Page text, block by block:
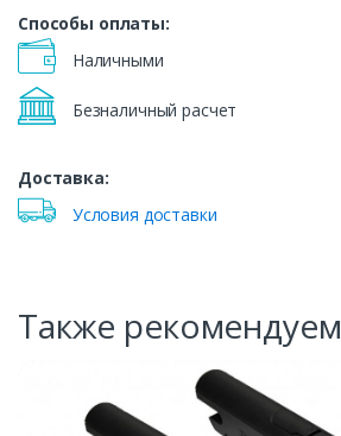
Способы оплаты:
Наличными
Безналичный расчет
Доставка:
Условия доставки
Также рекомендуем